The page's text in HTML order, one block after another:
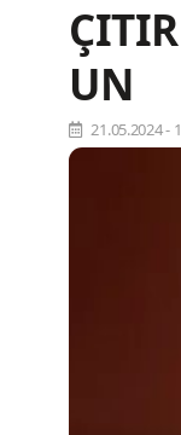
UN
21.05.2024 -